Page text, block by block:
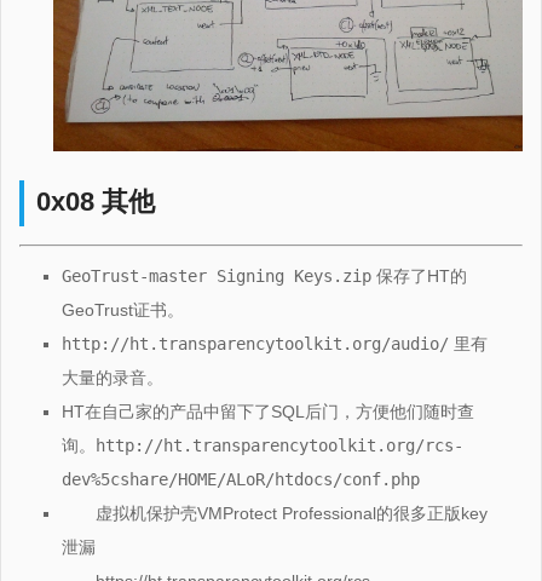
0x08 其他
GeoTrust-master Signing Keys.zip 保存了HT的
GeoTrust证书。
http://ht.transparencytoolkit.org/audio/ 里有
大量的录音。
HT在自己家的产品中留下了SQL后门，方便他们随时查
询。
http://ht.transparencytoolkit.org/rcs-
dev%5cshare/HOME/ALoR/htdocs/conf.php
虚拟机保护壳VMProtect Professional的很多正版key
泄漏